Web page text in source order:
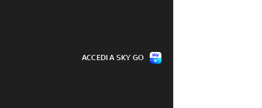
ACCEDI A SKY GO